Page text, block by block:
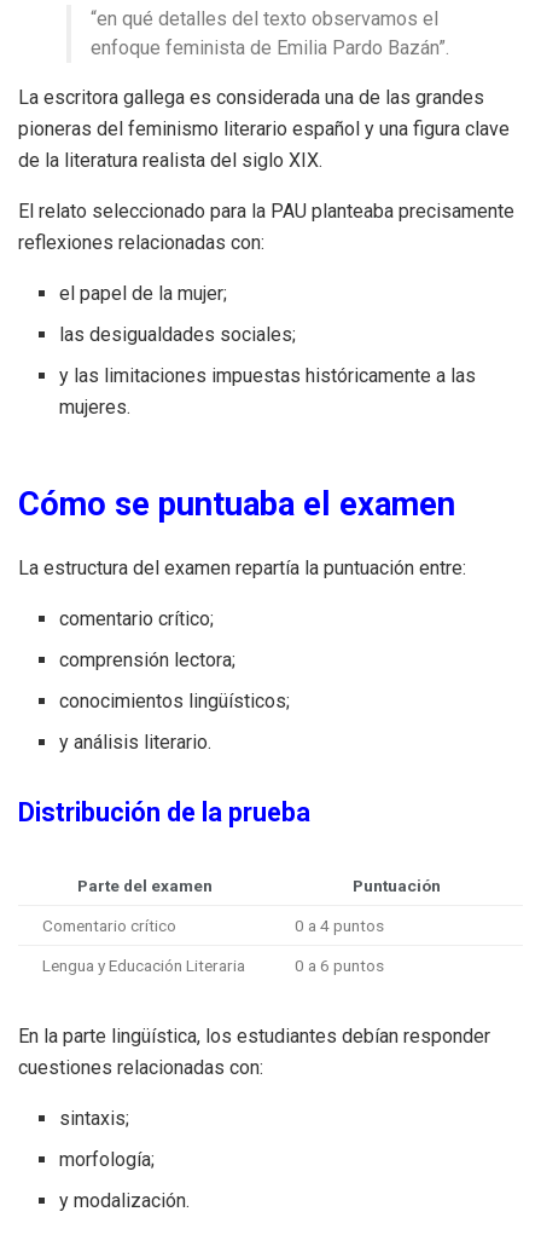
“en qué detalles del texto observamos el
enfoque feminista de Emilia Pardo Bazán”.
La escritora gallega es considerada una de las grandes
pioneras del feminismo literario español y una figura clave
de la literatura realista del siglo XIX.
El relato seleccionado para la PAU planteaba precisamente
reflexiones relacionadas con:
el papel de la mujer;
las desigualdades sociales;
y las limitaciones impuestas históricamente a las
mujeres.
Cómo se puntuaba el examen
La estructura del examen repartía la puntuación entre:
comentario crítico;
comprensión lectora;
conocimientos lingüísticos;
y análisis literario.
Distribución de la prueba
Parte del examen Puntuación
Comentario crítico 0 a 4 puntos
Lengua y Educación Literaria 0 a 6 puntos
En la parte lingüística, los estudiantes debían responder
cuestiones relacionadas con:
sintaxis;
morfología;
y modalización.